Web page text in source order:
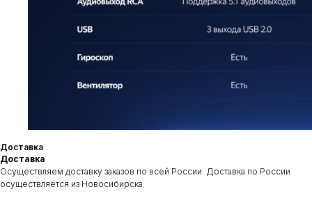
Доставка
Доставка
Осуществляем доставку заказов по всей России. Доставка по России
осуществляется из Новосибирска.
пн-пт: c 11:00 до 19:00